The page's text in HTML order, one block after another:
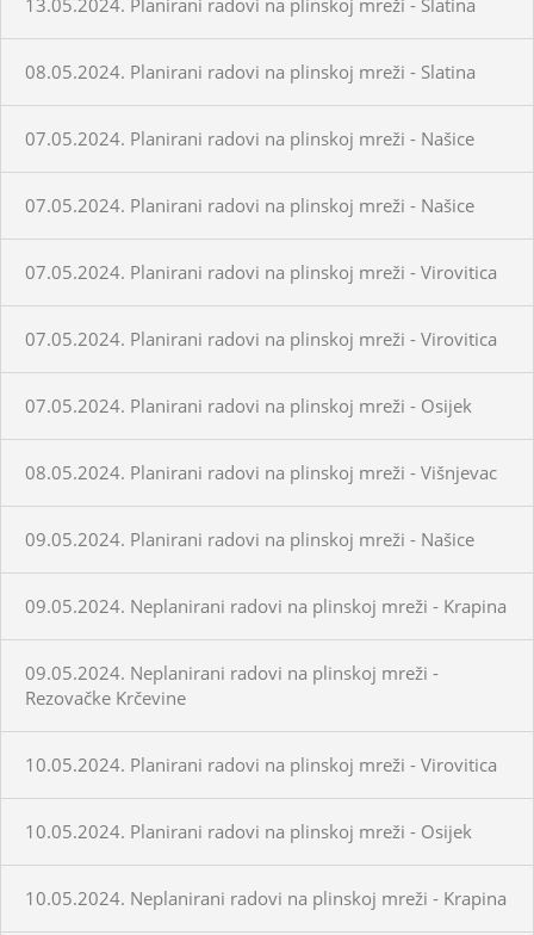
08.05.2024. Planirani radovi na plinskoj mreži - Slatina
07.05.2024. Planirani radovi na plinskoj mreži - Našice
07.05.2024. Planirani radovi na plinskoj mreži - Našice
07.05.2024. Planirani radovi na plinskoj mreži - Virovitica
07.05.2024. Planirani radovi na plinskoj mreži - Virovitica
07.05.2024. Planirani radovi na plinskoj mreži - Osijek
08.05.2024. Planirani radovi na plinskoj mreži - Višnjevac
09.05.2024. Planirani radovi na plinskoj mreži - Našice
09.05.2024. Neplanirani radovi na plinskoj mreži - Krapina
09.05.2024. Neplanirani radovi na plinskoj mreži -
Rezovačke Krčevine
10.05.2024. Planirani radovi na plinskoj mreži - Virovitica
10.05.2024. Planirani radovi na plinskoj mreži - Osijek
10.05.2024. Neplanirani radovi na plinskoj mreži - Krapina